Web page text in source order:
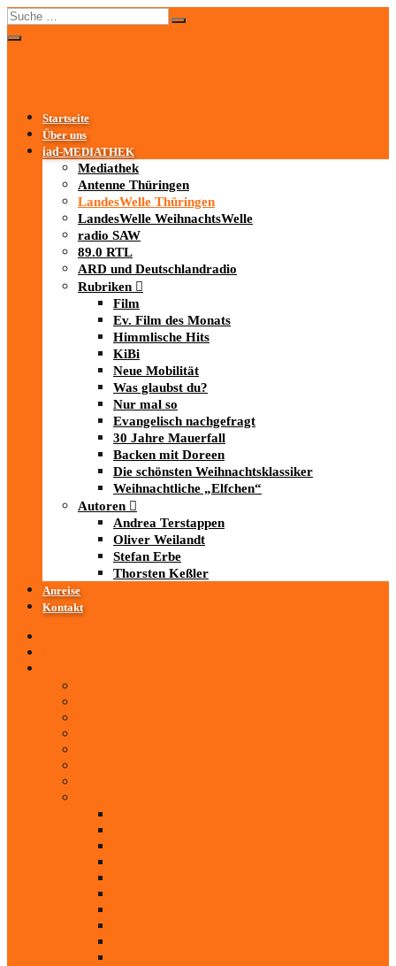
Startseite
Über uns
iad-MEDIATHEK
Mediathek
Antenne Thüringen
LandesWelle Thüringen
LandesWelle WeihnachtsWelle
radio SAW
89.0 RTL
ARD und Deutschlandradio
Rubriken
Film
Ev. Film des Monats
Himmlische Hits
KiBi
Neue Mobilität
Was glaubst du?
Nur mal so
Evangelisch nachgefragt
30 Jahre Mauerfall
Backen mit Doreen
Die schönsten Weihnachtsklassiker
Weihnachtliche „Elfchen“
Autoren
Andrea Terstappen
Oliver Weilandt
Stefan Erbe
Thorsten Keßler
Anreise
Kontakt